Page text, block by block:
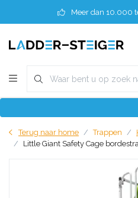
Meer dan 10.000
Terug naar home Trappen
Little Giant Safety Cage